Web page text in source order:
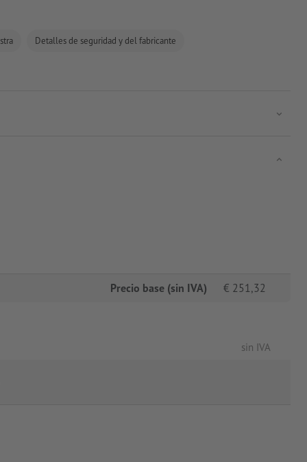
Detalles de seguridad y del fabricante
Precio base (sin IVA) € 251,32
sin IVA